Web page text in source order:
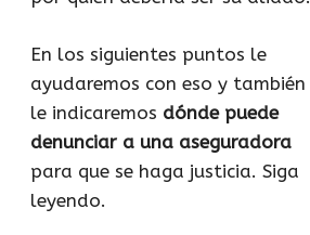
En los siguientes puntos le
ayudaremos con eso y también
le indicaremos dónde puede
denunciar a una aseguradora
para que se haga justicia. Siga
leyendo.